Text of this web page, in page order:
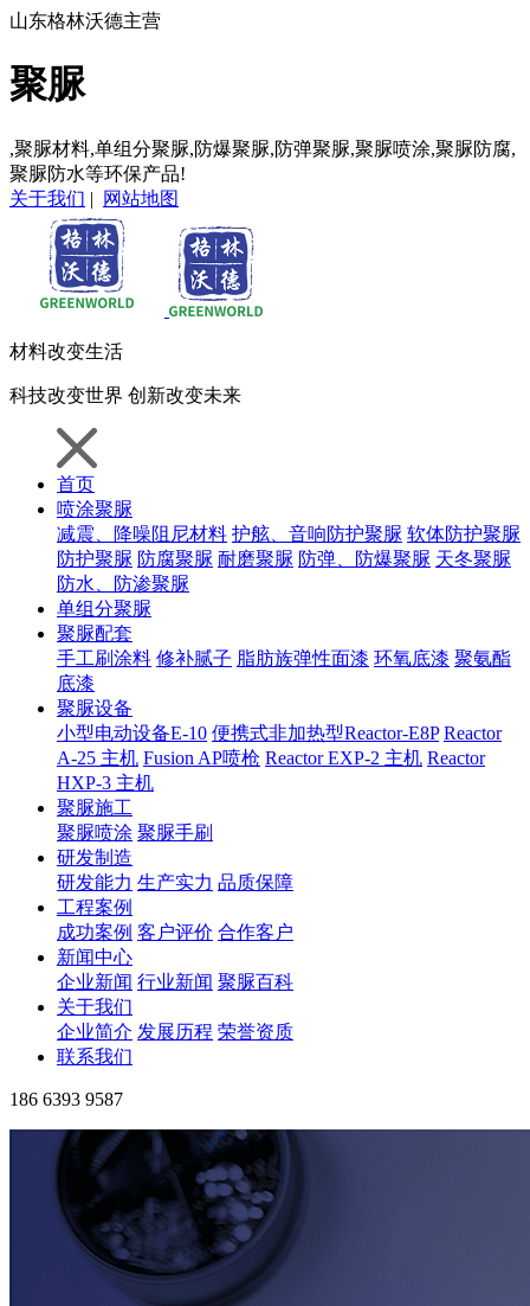
山东格林沃德主营
聚脲
,聚脲材料,单组分聚脲,防爆聚脲,防弹聚脲,聚脲喷涂,聚脲防腐,
聚脲防水等环保产品!
关于我们 | 网站地图
材料改变生活
科技改变世界 创新改变未来
首页
喷涂聚脲
减震、降噪阻尼材料 护舷、音响防护聚脲 软体防护聚脲
防护聚脲 防腐聚脲 耐磨聚脲 防弹、防爆聚脲 天冬聚脲
防水、防渗聚脲
单组分聚脲
聚脲配套
手工刷涂料 修补腻子 脂肪族弹性面漆 环氧底漆 聚氨酯
底漆
聚脲设备
小型电动设备E-10 便携式非加热型Reactor-E8P Reactor
A-25 主机 Fusion AP喷枪 Reactor EXP-2 主机 Reactor
HXP-3 主机
聚脲施工
聚脲喷涂 聚脲手刷
研发制造
研发能力 生产实力 品质保障
工程案例
成功案例 客户评价 合作客户
新闻中心
企业新闻 行业新闻 聚脲百科
关于我们
企业简介 发展历程 荣誉资质
联系我们
186 6393 9587